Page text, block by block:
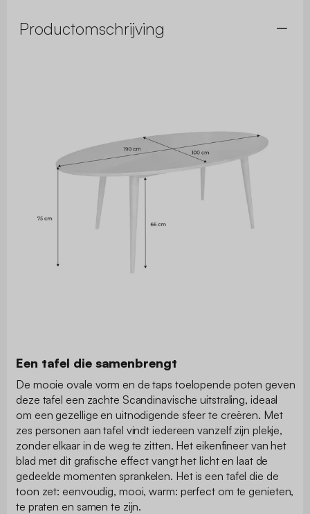
Productomschrijving
Een tafel die samenbrengt
De mooie ovale vorm en de taps toelopende poten geven
deze tafel een zachte Scandinavische uitstraling, ideaal
om een gezellige en uitnodigende sfeer te creëren. Met
zes personen aan tafel vindt iedereen vanzelf zijn plekje,
zonder elkaar in de weg te zitten. Het eikenfineer van het
blad met dit grafische effect vangt het licht en laat de
gedeelde momenten sprankelen. Het is een tafel die de
toon zet: eenvoudig, mooi, warm: perfect om te genieten,
te praten en samen te zijn.